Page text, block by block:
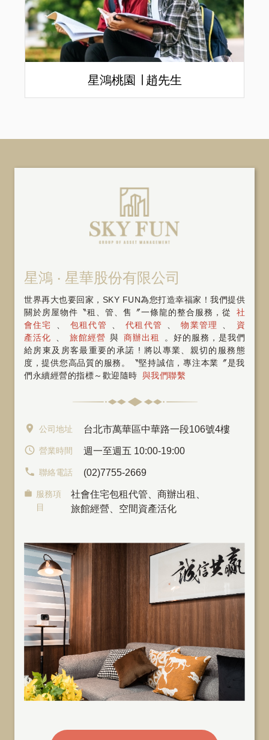
星鴻桃園 ∣ 趙先生
星鴻 ‧ 星華股份有限公司
世界再大也要回家，SKY FUN為您打造幸福家！我們提供
關於房屋物件〝租、管、售〞一條龍的整合服務，從
社
會住宅
、 包租代管 、 代租代管 、 物業管理 、
資
產活化
、 旅館經營 與 商辦出租
。好的服務，是我們
給房東及房客最重要的承諾 ! 將以專業、親切的服務態
度，提供您高品質的服務。〝堅持誠信，專注本業〞是我
們永續經營的指標～歡迎隨時 與我們聯繫
公司地址 台北市萬華區中華路一段106號4樓
營業時間 週一至週五 10:00-19:00
聯絡電話 (02)7755-2669
服務項
目
社會住宅包租代管 、商辦出租
旅館經營、空間資產活化